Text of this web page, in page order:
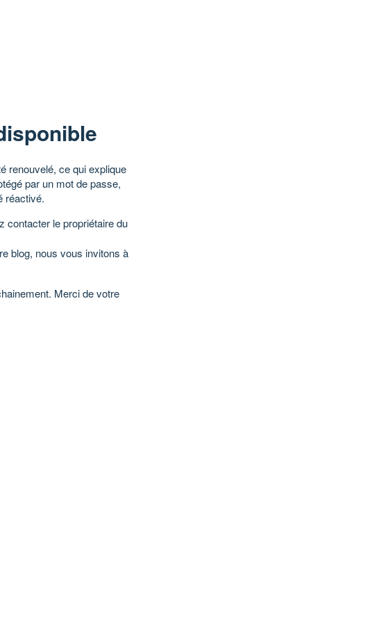
renouvelé, ce qui explique
par un mot de passe,
réactivé.
contacter le propriétaire du
blog, nous vous invitons à
Merci de votre